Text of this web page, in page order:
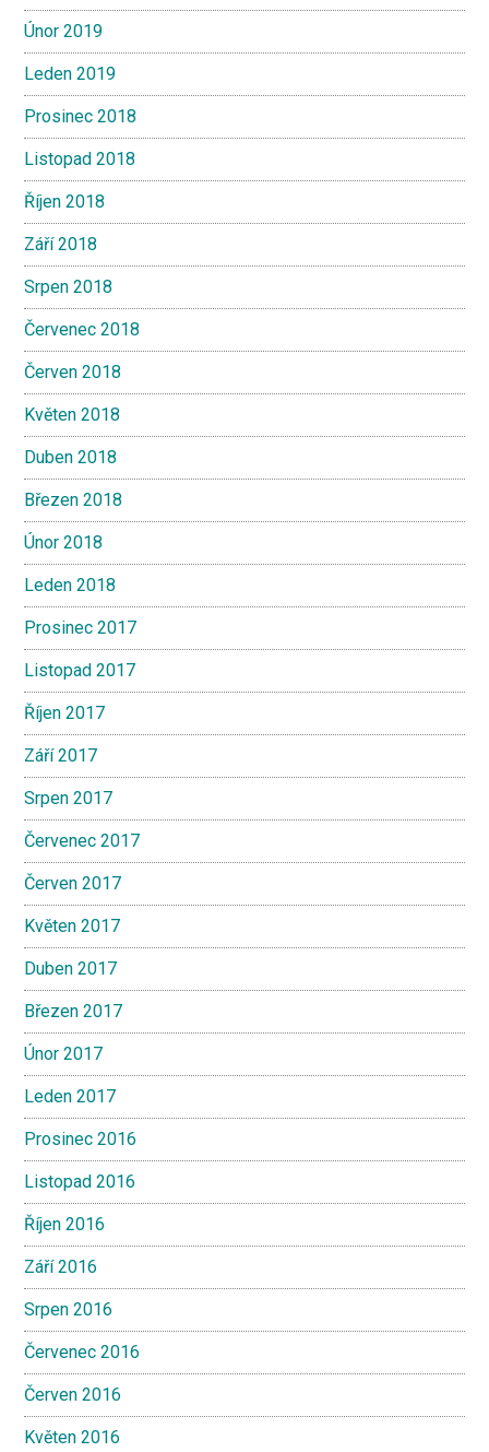
Únor 2019
Leden 2019
Prosinec 2018
Listopad 2018
Říjen 2018
Září 2018
Srpen 2018
Červenec 2018
Červen 2018
Květen 2018
Duben 2018
Březen 2018
Únor 2018
Leden 2018
Prosinec 2017
Listopad 2017
Říjen 2017
Září 2017
Srpen 2017
Červenec 2017
Červen 2017
Květen 2017
Duben 2017
Březen 2017
Únor 2017
Leden 2017
Prosinec 2016
Listopad 2016
Říjen 2016
Září 2016
Srpen 2016
Červenec 2016
Červen 2016
Květen 2016